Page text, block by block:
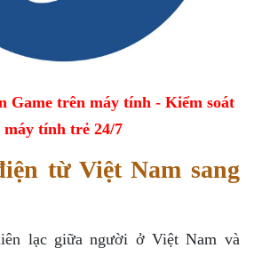
Game trên máy tính - Kiểm soát
máy tính trẻ 24/7
từ Việt Nam sang
lạc giữa người ở Việt Nam và